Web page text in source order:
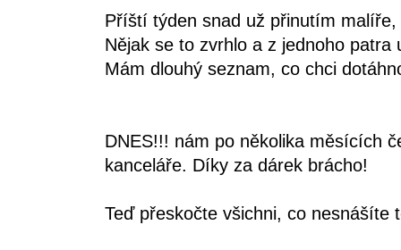
Příští týden snad už přinutím
Nějak se to zvrhlo a z jednoho patra
Mám dlouhý seznam, co chci
DNES!!! nám po několika měsících
kanceláře. Díky za dárek brácho!
Teď přeskočte všichni, co nesnášíte